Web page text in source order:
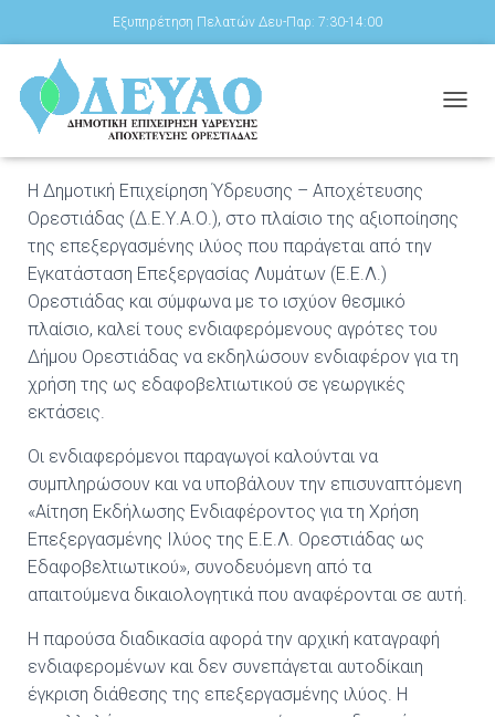
Εξυπηρέτηση Πελατών Δευ-Παρ: 7:30-14:00
Α
Α
Γ
Δημοσιεύτηκε από τον/τηνTasos Mintzias
2026
Η Δημοτική Επιχείρηση Ύδρευσης – Αποχέτευσης
Ορεστιάδας (Δ.Ε.Υ.Α.Ο.), στο πλαίσιο της αξιοποίησης
της επεξεργασμένης ιλύος που παράγεται από την
Εγκατάσταση Επεξεργασίας Λυμάτων (Ε.Ε.Λ.)
Ορεστιάδας και σύμφωνα με το ισχύον θεσμικό
πλαίσιο, καλεί τους ενδιαφερόμενους αγρότες του
Δήμου Ορεστιάδας να εκδηλώσουν ενδιαφέρον για τη
χρήση της ως εδαφοβελτιωτικού σε γεωργικές
εκτάσεις.
Οι ενδιαφερόμενοι παραγωγοί καλούνται να
συμπληρώσουν και να υποβάλουν την επισυναπτόμενη
«Αίτηση Εκδήλωσης Ενδιαφέροντος για τη Χρήση
Επεξεργασμένης Ιλύος της Ε.Ε.Λ. Ορεστιάδας ως
Εδαφοβελτιωτικού», συνοδευόμενη από τα
απαιτούμενα δικαιολογητικά που αναφέρονται σε αυτή.
Η παρούσα διαδικασία αφορά την αρχική καταγραφή
ενδιαφερομένων και δεν συνεπάγεται αυτοδίκαιη
έγκριση διάθεσης της επεξεργασμένης ιλύος. Η